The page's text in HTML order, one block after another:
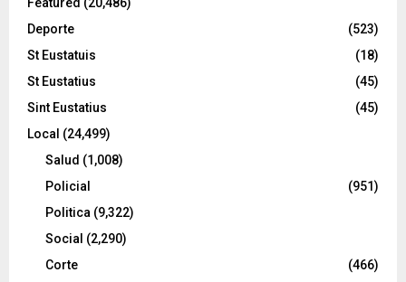
Deporte
(523)
St Eustatuis
(18)
St Eustatius
(45)
Sint Eustatius
(45)
Local (24,499)
Salud (1,008)
Policial
(951)
Politica (9,322)
Social (2,290)
Corte
(466)